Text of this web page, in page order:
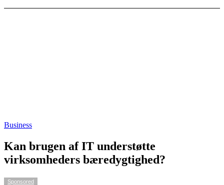
Business
Kan brugen af IT understøtte
virksomheders bæredygtighed?
Sponsored